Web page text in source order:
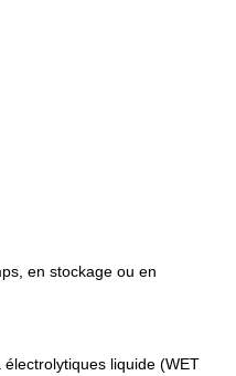
en stockage ou en
électrolytiques liquide (WET